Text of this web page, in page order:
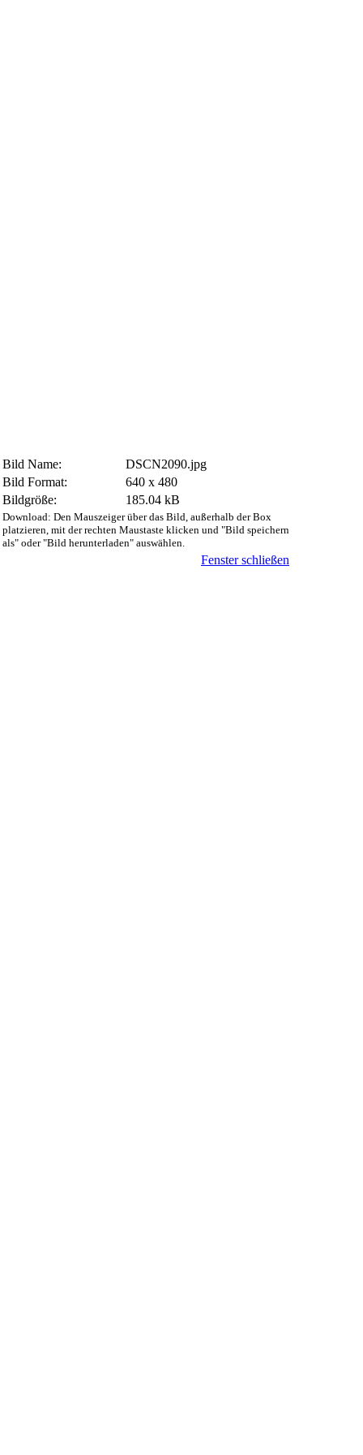
Bild Name:
DSCN2090.jpg
Bild Format:
640 x 480
Bildgröße:
185.04 kB
Download: Den Mauszeiger über das Bild, außerhalb der Box
platzieren, mit der rechten Maustaste klicken und "Bild speichern
als" oder "Bild herunterladen" auswählen.
Fenster schließen